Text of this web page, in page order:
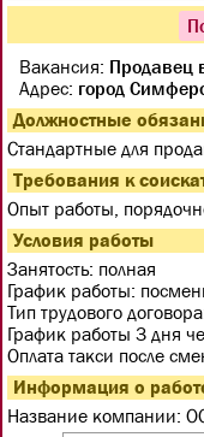
Вакансия: Продавец
Адрес: город
Должностные
Стандартные для
Требования к
Опыт работы,
Условия работы
Занятость: полная
График работы:
Тип трудового
График работы 3 дня
Оплата такси после
Информация о
Название компании: